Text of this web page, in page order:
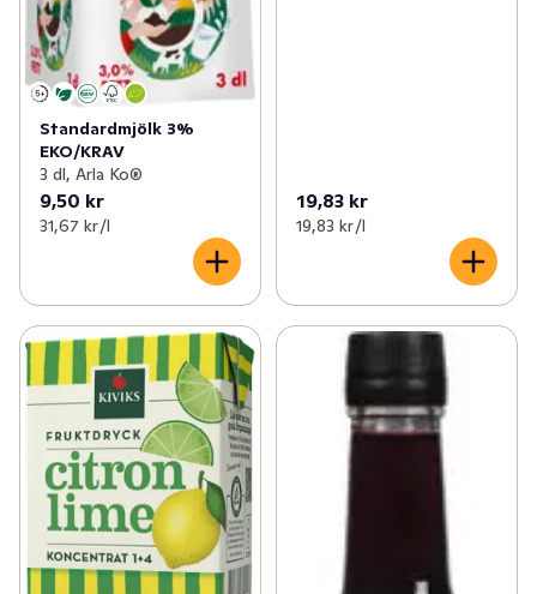
Standardmjölk 3%
EKO/KRAV
3 dl, Arla Ko®
9,50 kr
31,67 kr /l
19,83 kr
19,83 kr /l